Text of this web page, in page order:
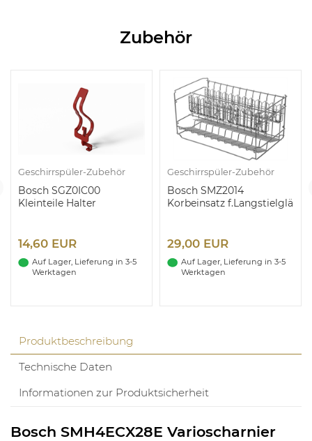
Zubehör
Geschirrspüler-Zubehör
Bosch SGZ0IC00
Kleinteile Halter
14,60 EUR
Auf Lager, Lieferung in 3-5
Werktagen
Geschirrspüler-Zubehör
Bosch SMZ2014
Korbeinsatz f.Langstielglä
29,00 EUR
Auf Lager, Lieferung in 3-5
Werktagen
Produktbeschreibung
Technische Daten
Informationen zur Produktsicherheit
Bosch SMH4ECX28E Varioscharnier